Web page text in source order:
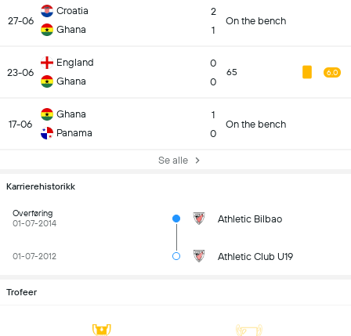
27-06
Croatia
Ghana
2
1
On the bench
23-06
England
Ghana
0
0
65 6.0
17-06
Ghana
Panama
1
0
On the bench
Se alle
Karrierehistorikk
Overføring
01-07-2014
Athletic Bilbao
01-07-2012 Athletic Club U19
Trofeer